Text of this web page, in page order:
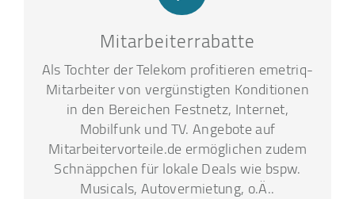
Mitarbeiterrabatte
Als Tochter der Telekom profitieren emetriq-
Mitarbeiter von vergünstigten Konditionen
in den Bereichen Festnetz, Internet,
Mobilfunk und TV. Angebote auf
Mitarbeitervorteile.de ermöglichen zudem
Schnäppchen für lokale Deals wie bspw.
Musicals, Autovermietung, o.Ä..